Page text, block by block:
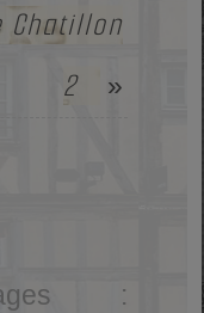
Chatillon
2
»
: